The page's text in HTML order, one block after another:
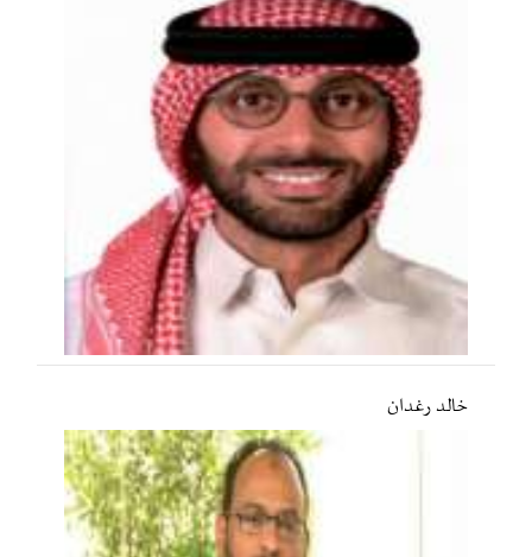
خالد رغدان